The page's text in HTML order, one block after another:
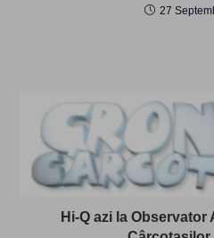
27
Hi-Q azi la